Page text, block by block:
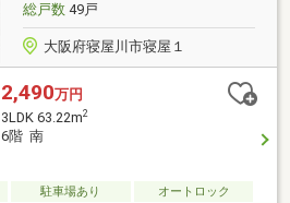
総戸数49戸
大阪府寝屋川市寝屋１
2,490万円
3LDK 63.22m2
6階 南
駐車場あり
オートロック